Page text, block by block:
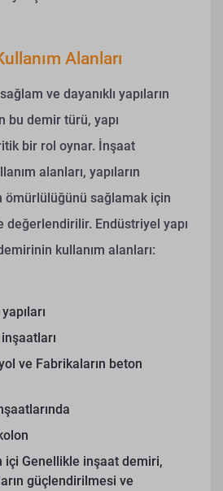
Alanları
ve dayanıklı yapıların
bu demir türü, yapı
bir rol oynar. İnşaat
alanları, yapıların
ömürlülüğünü sağlamak için
değerlendirilir. Endüstriyel yapı
kullanım alanları:
ve Fabrikaların beton
içi Genellikle inşaat demiri,
güçlendirilmesi ve